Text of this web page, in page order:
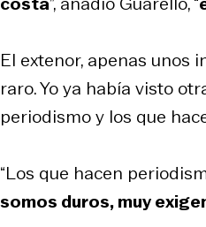
El extenor, apenas unos
raro. Yo ya había visto
periodismo y los que
“Los que hacen
somos duros, muy